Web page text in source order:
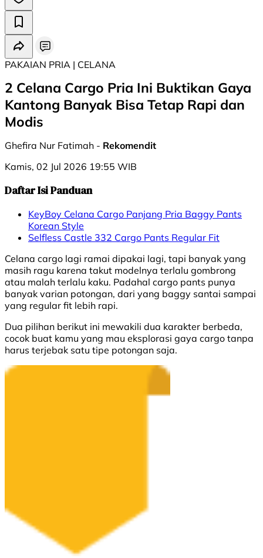
PAKAIAN PRIA | CELANA
2 Celana Cargo Pria Ini Buktikan Gaya
Kantong Banyak Bisa Tetap Rapi dan
Modis
Ghefira Nur Fatimah - Rekomendit
Kamis, 02 Jul 2026 19:55 WIB
Daftar Isi Panduan
KeyBoy Celana Cargo Panjang Pria Baggy Pants
Korean Style
Selfless Castle 332 Cargo Pants Regular Fit
Celana cargo lagi ramai dipakai lagi, tapi banyak yang
masih ragu karena takut modelnya terlalu gombrong
atau malah terlalu kaku. Padahal cargo pants punya
banyak varian potongan, dari yang baggy santai sampai
yang regular fit lebih rapi.
Dua pilihan berikut ini mewakili dua karakter berbeda,
cocok buat kamu yang mau eksplorasi gaya cargo tanpa
harus terjebak satu tipe potongan saja.